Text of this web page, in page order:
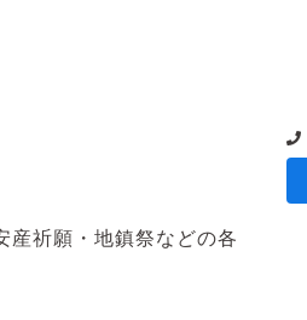
産祈願・地鎮祭などの各